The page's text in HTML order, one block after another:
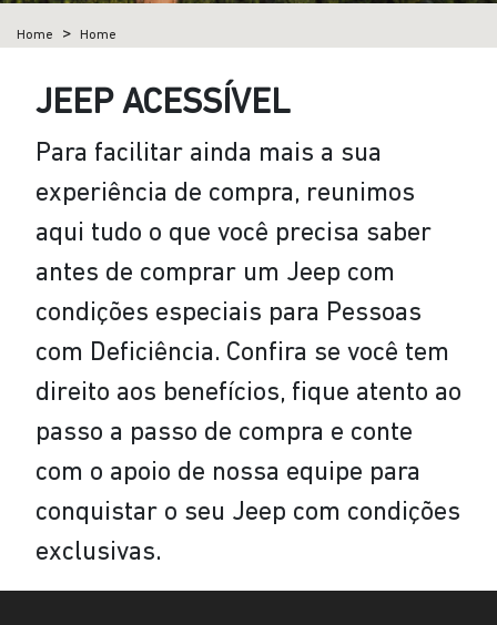
Home Home
JEEP ACESSÍVEL
Para facilitar ainda mais a sua
experiência de compra, reunimos
aqui tudo o que você precisa saber
antes de comprar um Jeep com
condições especiais para Pessoas
com Deficiência. Confira se você tem
direito aos benefícios, fique atento ao
passo a passo de compra e conte
com o apoio de nossa equipe para
conquistar o seu Jeep com condições
exclusivas.